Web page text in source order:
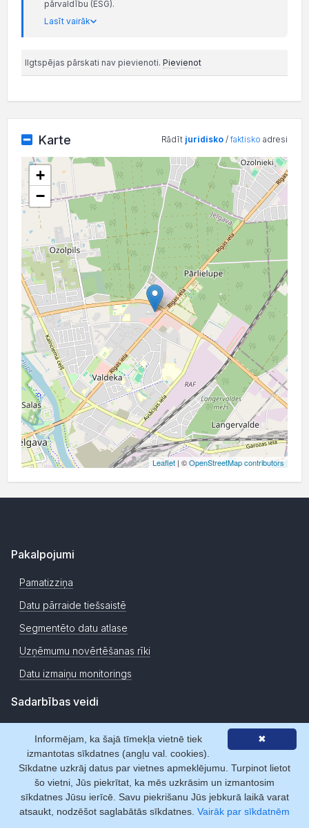
pārvaldību (ESG).
Lasīt vairāk
Ilgtspējas pārskati nav pievienoti. Pievienot
Karte Rādīt juridisko /faktisko adresi
+
−
Leaflet | ©OpenStreetMap contributors
Pakalpojumi
Pamatizziņa
Datu pārraide tiešsaistē
Segmentēto datu atlase
Uzņēmumu novērtēšanas rīki
Datu izmaiņu monitorings
Sadarbības veidi
Dienas pieeja
Mikropirkumi
Reģistrēties
✖
Informējam, ka šajā tīmekļa vietnē tiek
izmantotas sīkdatnes (angļu val. cookies).
Sīkdatne uzkrāj datus par vietnes apmeklējumu. Turpinot lietot
šo vietni, Jūs piekrītat, ka mēs uzkrāsim un izmantosim
sīkdatnes Jūsu ierīcē. Savu piekrišanu Jūs jebkurā laikā varat
atsaukt, nodzēšot saglabātās sīkdatnes. Vairāk par sīkdatnēm